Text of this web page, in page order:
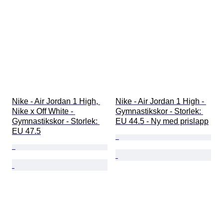
Nike - Air Jordan 1 High,
Nike x Off White -
Gymnastikskor - Storlek:
EU 47.5
Nike - Air Jordan 1 High -
Gymnastikskor - Storlek:
EU 44.5 - Ny med prislapp